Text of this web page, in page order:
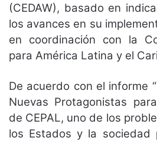
(CEDAW), basado en
los avances en su
en coordinación con la
para América Latina y el
De acuerdo con el informe
Nuevas Protagonistas
de CEPAL, uno de los
los Estados y la sociedad